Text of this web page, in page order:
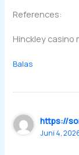
References:
Hinckley casino
Balas
https://
Juni 4,